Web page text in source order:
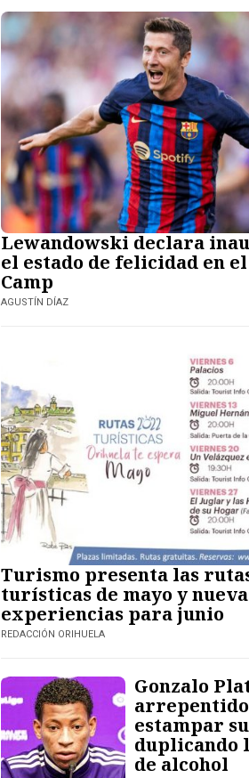
Lewandowski declara
el estado de felicidad en
Camp
AGUSTÍN DÍAZ
Turismo presenta las
turísticas de mayo y
experiencias para junio
REDACCIÓN ORIHUELA
Gonzalo
estampar
duplicando
de alcohol